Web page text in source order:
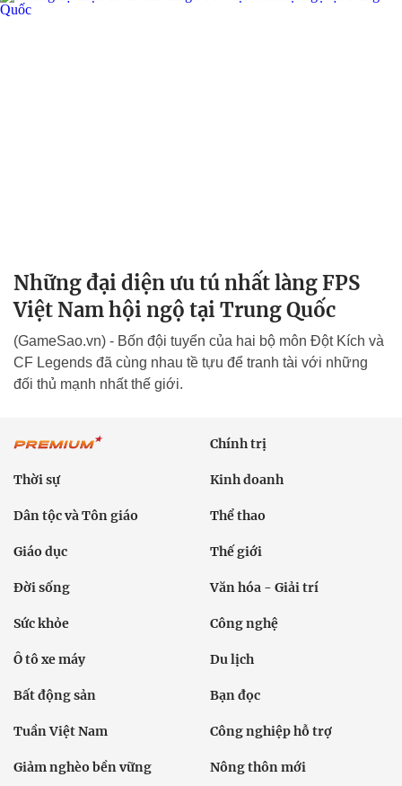
Những đại diện ưu tú nhất làng FPS
Việt Nam hội ngộ tại Trung Quốc
(GameSao.vn) - Bốn đội tuyển của hai bộ môn Đột Kích và
CF Legends đã cùng nhau tề tựu để tranh tài với những
đối thủ mạnh nhất thế giới.
Chính trị
Thời sự Kinh doanh
Dân tộc và Tôn giáo Thể thao
Giáo dục Thế giới
Đời sống Văn hóa - Giải trí
Sức khỏe Công nghệ
Ô tô xe máy Du lịch
Bất động sản Bạn đọc
Tuần Việt Nam Công nghiệp hỗ trợ
Giảm nghèo bền vững Nông thôn mới